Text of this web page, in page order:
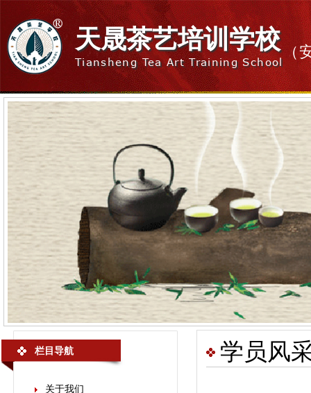
天晟茶艺培训学校
Tiansheng Tea Art Training School
（
栏目导航
关于我们
学员风